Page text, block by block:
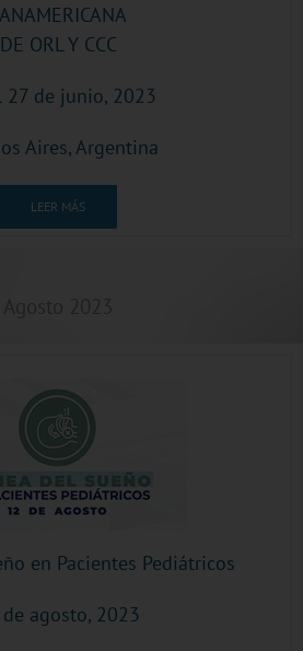
DE ORL Y CCC
27 de junio, 2023
Aires, Argentina
LEER MÁS
en Pacientes Pediátricos
agosto, 2023